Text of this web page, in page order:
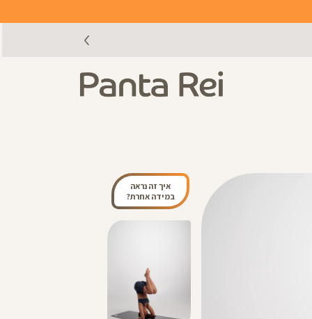
איך זה נראה
במידה אחרת?